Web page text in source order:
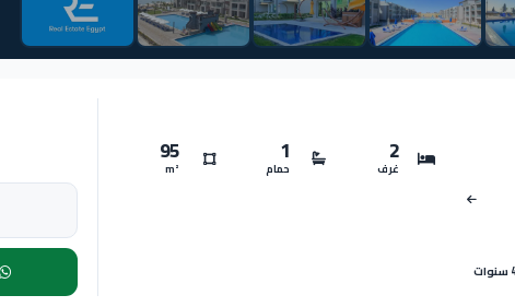
2
غرف
1
حمام
95
m²